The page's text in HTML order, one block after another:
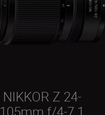
NIKKOR Z 24-